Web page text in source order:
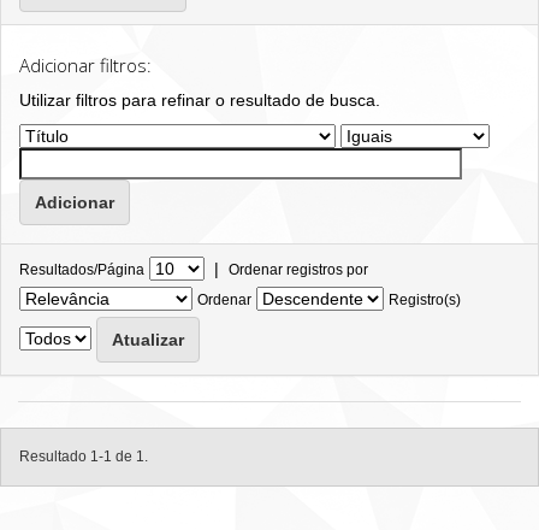
Adicionar filtros:
Utilizar filtros para refinar o resultado de busca.
Resultados/Página | Ordenar registros por
Ordenar
Registro(s)
Resultado 1-1 de 1.